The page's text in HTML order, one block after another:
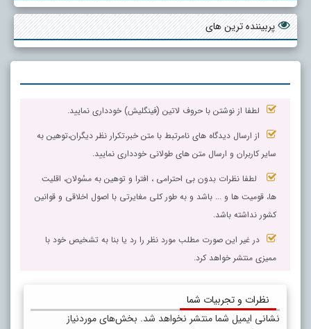
پربیننده ترین های
لطفا از نوشتن با حروف لاتین (فینگلیش) خودداری نمایید.
از ارسال دیدگاه های نامرتبط با متن خبر،تکرار نظر دیگران،توهین به
سایر کاربران و ارسال متن های طولانی خودداری نمایید.
لطفا نظرات بدون بی احترامی ، افترا و توهین به مسٔولان، اقلیت
ها، قومیت ها و ... باشد و به طور کلی مغایرتی با اصول اخلاقی و قوانین
کشور نداشته باشد.
در غیر این صورت مطلب مورد نظر را رد یا بنا به تشخیص خود با
ممیزی منتشر خواهد کرد.
نظرات و تجربیات شما
نشانی ایمیل شما منتشر نخواهد شد. بخش‌های موردنیاز